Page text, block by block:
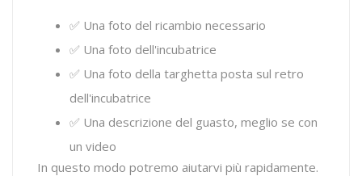
✅ Una foto del ricambio necessario
✅ Una foto dell'incubatrice
✅ Una foto della targhetta posta sul retro
dell'incubatrice
✅ Una descrizione del guasto, meglio se con
un video
In questo modo potremo aiutarvi più rapidamente.